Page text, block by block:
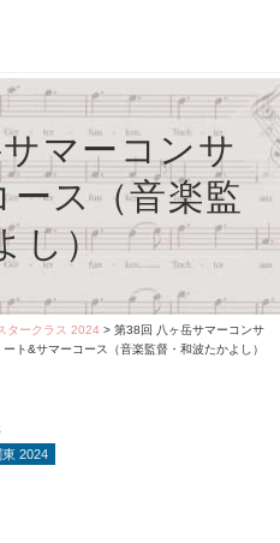
マーコンサ
ス（音楽監
し）
タークラス 2024 > 第38回 八ヶ岳サマーコンサ
ート&サマーコース（音楽監督・和波たかよし）
2024